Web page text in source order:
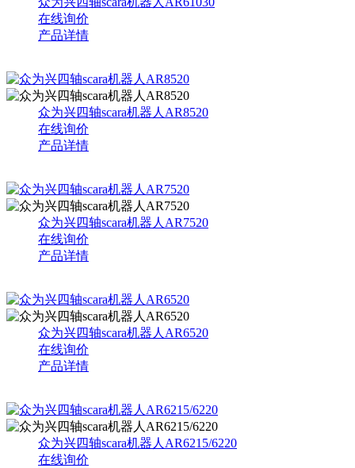
在线询价
产品详情
众为兴四轴scara机器人AR8520
在线询价
产品详情
众为兴四轴scara机器人AR7520
在线询价
产品详情
众为兴四轴scara机器人AR6520
在线询价
产品详情
众为兴四轴scara机器人AR6215/6220
在线询价